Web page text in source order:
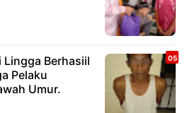
Lingga Berhasiil
Pelaku
Umur.